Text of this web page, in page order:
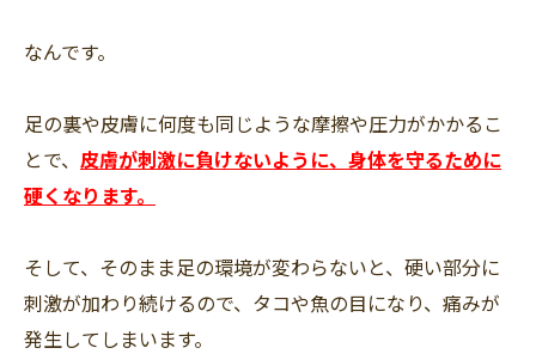
なんです。
足の裏や皮膚に何度も同じような摩擦や圧力がかかるこ
とで、 皮膚が刺激に負けないように、身体を守るために
硬くなります。
そして、そのまま足の環境が変わらないと、硬い部分に
刺激が加わり続けるので、タコや魚の目になり、痛みが
発生してしまいます。